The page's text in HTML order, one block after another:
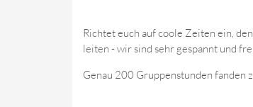
Richtet euch auf coole Zeiten ein,
leiten - wir sind sehr gespannt und
Genau 200 Gruppenstunden fanden